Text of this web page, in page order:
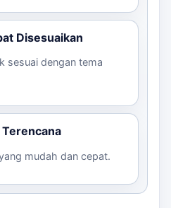
Disesuaikan
sesuai dengan tema
mudah dan cepat.